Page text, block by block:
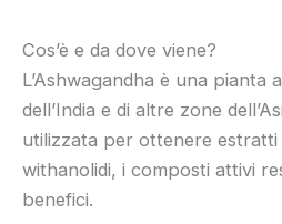
Cos’è e da dove viene?
L’Ashwagandha è una pianta
dell’India e di altre zone
utilizzata per ottenere
withanolidi, i composti attivi
benefici.